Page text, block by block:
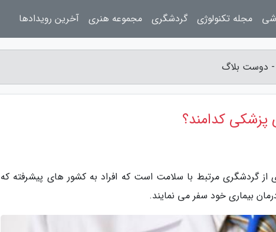
- دوست بلاگ
کدامند؟
گردشگری مرتبط با سلامت است که افراد به کشور های پیشرفته که
بیماری خود سفر می نمایند.
مجله تکنولوژی گردشگری مجموعه هنری آخرین رویدادها